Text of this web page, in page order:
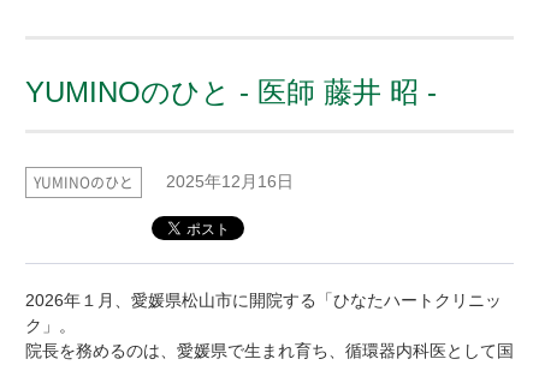
YUMINOのひと - 医師 藤井 昭 -
YUMINOのひと 2025年12月16日
2026年１ 月、愛媛県松山市に開院する「ひなたハートクリニッ
ク」。
院長を務めるのは、 愛媛県で生まれ育ち、 循環器内科医として国